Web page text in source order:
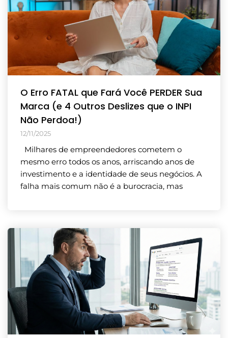
O Erro FATAL que Fará Você PERDER Sua
Marca (e 4 Outros Deslizes que o INPI
Não Perdoa!)
12/11/2025
Milhares de empreendedores cometem o
mesmo erro todos os anos, arriscando anos de
investimento e a identidade de seus negócios. A
falha mais comum não é a burocracia, mas